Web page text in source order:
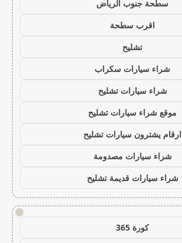
سطحة جنوب الرياض
اقرب سطحة
تشليح
شراء سيارات سكراب
شراء سيارات تشليح
موقع شراء سيارات تشليح
ارقام يشترون سيارات تشليح
شراء سيارات مصدومة
شراء سيارات قديمة تشليح
!
كورة 365